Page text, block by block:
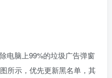
电脑上99%的垃圾广告弹窗
所示，优先更新黑名单，其